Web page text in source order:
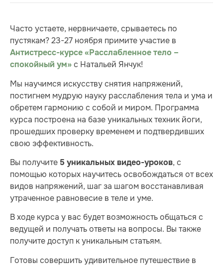
Часто устаете, нервничаете, срываетесь по
пустякам? 23-27 ноября примите участие в
Антистресс-курсе «Расслабленное тело –
спокойный ум» с Натальей Янчук!
Мы научимся искусству снятия напряжений,
постигнем мудрую науку расслабления тела и ума и
обретем гармонию с собой и миром. Программа
курса построена на базе уникальных техник йоги,
прошедших проверку временем и подтвердивших
свою эффективность.
Вы получите 5 уникальных видео-уроков, с
помощью которых научитесь освобождаться от всех
видов напряжений, шаг за шагом восстанавливая
утраченное равновесие в теле и уме.
В ходе курса у вас будет возможность общаться с
ведущей и получать ответы на вопросы. Вы также
получите доступ к уникальным статьям.
Готовы совершить удивительное путешествие в